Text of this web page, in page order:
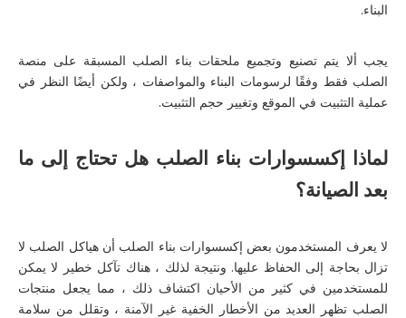
البناء.
يجب ألا يتم تصنيع وتجميع ملحقات بناء الصلب المسبقة على منصة
الصلب فقط وفقًا لرسومات البناء والمواصفات ، ولكن أيضًا النظر في
عملية التثبيت في الموقع وتغيير حجم التثبيت.
لماذا إكسسوارات بناء الصلب هل تحتاج إلى ما
بعد الصيانة؟
لا يعرف المستخدمون بعض إكسسوارات بناء الصلب أن هياكل الصلب لا
تزال بحاجة إلى الحفاظ عليها. ونتيجة لذلك ، هناك تآكل خطير لا يمكن
للمستخدمين في كثير من الأحيان اكتشاف ذلك ، مما يجعل منتجات
الصلب تظهر العديد من الأخطار الخفية غير الآمنة ، وتقلل من سلامة